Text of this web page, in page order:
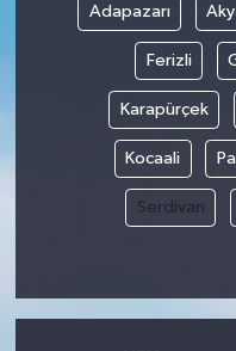
Adapazarı
Ferizli
Karapürçek
Kocaali
Serdivan